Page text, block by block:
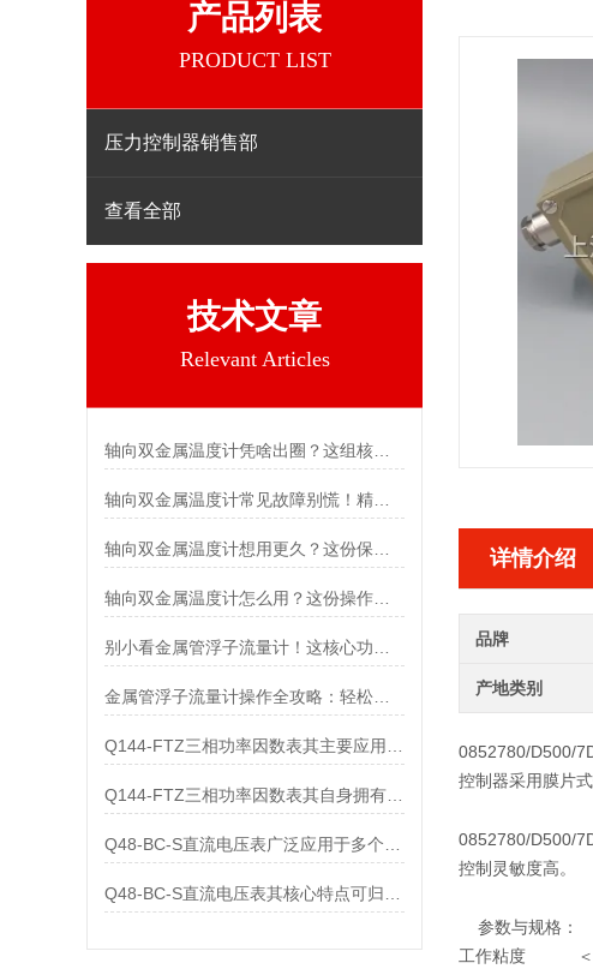
产品列表
PRODUCT LIST
压力控制器销售部
查看全部
技术文章
Relevant Articles
轴向双金属温度计凭啥出圈？这组核心特点给出了答案
轴向双金属温度计常见故障别慌！精准定位，轻松搞定难题
轴向双金属温度计怎么用？这份操作指南，新手也能快速拿捏！
金属管浮子流量计操作全攻略：轻松拿捏，精准掌控每一步！
Q144-FTZ三相功率因数表其自身拥有怎样的功能呢？
详情介绍
品牌
产地类别
0852780/D500/
控制器采用膜片
0852780/D500/
控制灵敏度高。
参数与规格：
工作粘度